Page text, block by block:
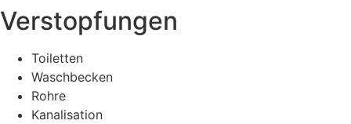
Verstopfungen
Toiletten
Waschbecken
Rohre
Kanalisation